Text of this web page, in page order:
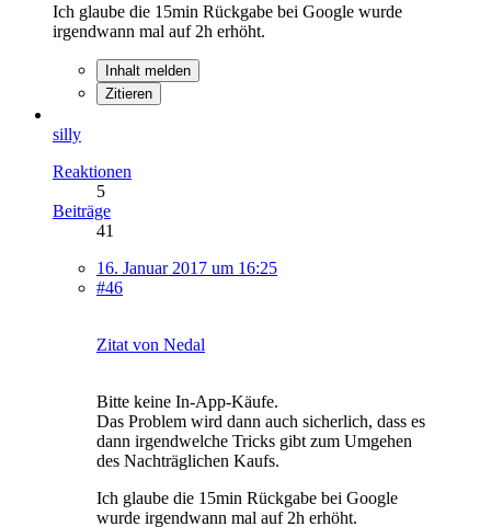
Ich glaube die 15min Rückgabe bei Google wurde
irgendwann mal auf 2h erhöht.
Inhalt melden
Zitieren
silly
Reaktionen
5
Beiträge
41
16. Januar 2017 um 16:25
#46
Zitat von Nedal
Bitte keine In-App-Käufe.
Das Problem wird dann auch sicherlich, dass es
dann irgendwelche Tricks gibt zum Umgehen
des Nachträglichen Kaufs.
Ich glaube die 15min Rückgabe bei Google
wurde irgendwann mal auf 2h erhöht.